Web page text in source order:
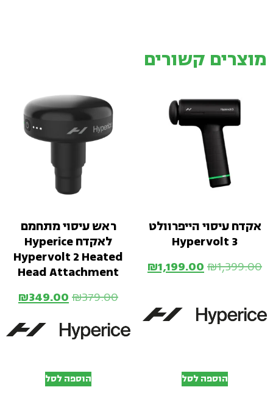
מוצרים קשורים
אקדח עיסוי הייפרוולט
Hypervolt 3
₪1,399.00
₪1,199.00
הוספה לסל
ראש עיסוי מתחמם
לאקדח Hyperice
Hypervolt 2 Heated
Head Attachment
₪379.00
₪349.00
הוספה לסל